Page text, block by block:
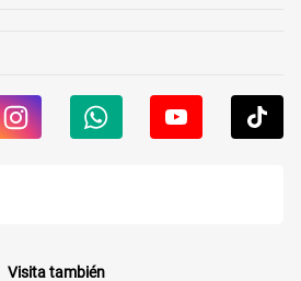
Visita también